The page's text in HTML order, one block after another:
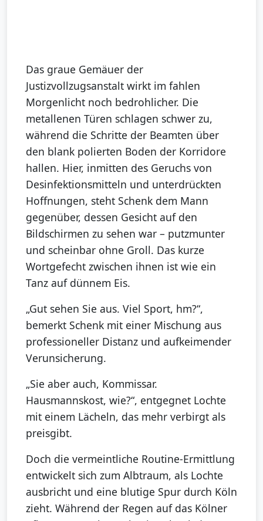
Das graue Gemäuer der
Justizvollzugsanstalt wirkt im fahlen
Morgenlicht noch bedrohlicher. Die
metallenen Türen schlagen schwer zu,
während die Schritte der Beamten über
den blank polierten Boden der Korridore
hallen. Hier, inmitten des Geruchs von
Desinfektionsmitteln und unterdrückten
Hoffnungen, steht Schenk dem Mann
gegenüber, dessen Gesicht auf den
Bildschirmen zu sehen war – putzmunter
und scheinbar ohne Groll. Das kurze
Wortgefecht zwischen ihnen ist wie ein
Tanz auf dünnem Eis.
„Gut sehen Sie aus. Viel Sport, hm?“,
bemerkt Schenk mit einer Mischung aus
professioneller Distanz und aufkeimender
Verunsicherung.
„Sie aber auch, Kommissar.
Hausmannskost, wie?“, entgegnet Lochte
mit einem Lächeln, das mehr verbirgt als
preisgibt.
Doch die vermeintliche Routine-Ermittlung
entwickelt sich zum Albtraum, als Lochte
ausbricht und eine blutige Spur durch Köln
zieht. Während der Regen auf das Kölner